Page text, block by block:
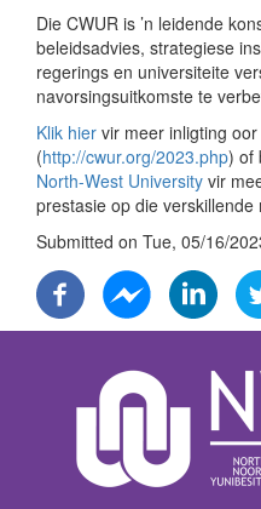
Die CWUR is ’n leidende
beleidsadvies, strategiese
regerings en universiteite
navorsingsuitkomste te
Klik hier vir meer inligting
(http://cwur.org/2023.php) of
North-West University vir
prestasie op die verskillende
Submitted on Tue, 05/16/